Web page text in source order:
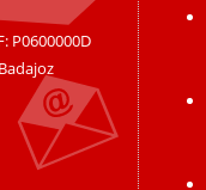
P0600000D